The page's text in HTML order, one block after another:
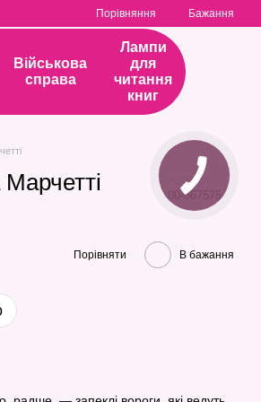
Порівняння Бажання
Військова
справа
Лампи
для
читання
книг
Артикул
00-867575
Порівняти В бажання